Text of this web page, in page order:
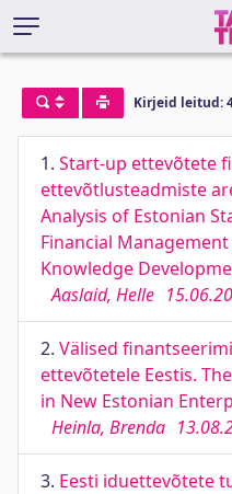
Kirjeid leitud:
1. Start-up ettevõtete
ettevõtlusteadmiste
Analysis of Estonian
Financial
Knowledge
Aaslaid, Helle
2. Välised
ettevõtetele Eestis.
in New Estonian
Heinla, Brenda
3. Eesti iduettevõtete